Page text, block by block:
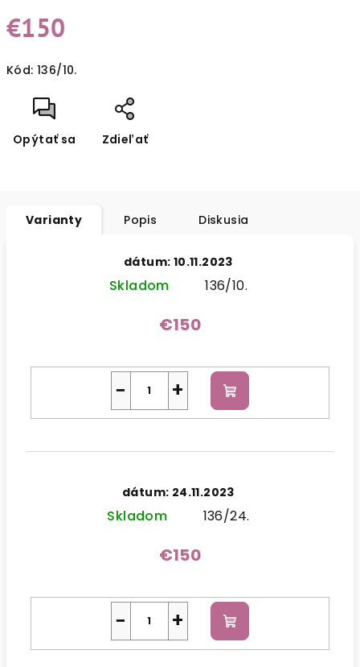
€150
cena:
Kód: 136/10.
Opýtať sa Zdieľať
Varianty Popis Diskusia
dátum: 10.11.2023
Skladom 136/10.
€150
+
− Do
košíka
dátum: 24.11.2023
Skladom 136/24.
€150
+
− Do
košíka